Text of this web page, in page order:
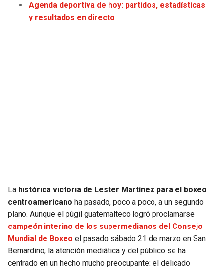
EAGLES
FALCONS
SUNS
TRAIL BLAZERS
Agenda deportiva de hoy: partidos, estadísticas
y resultados en directo
La histórica victoria de Lester Martínez para el boxeo
centroamericano ha pasado, poco a poco, a un segundo
plano. Aunque el púgil guatemalteco logró proclamarse
campeón interino de los supermedianos del Consejo
Mundial de Boxeo el pasado sábado 21 de marzo en San
Bernardino, la atención mediática y del público se ha
centrado en un hecho mucho preocupante: el delicado